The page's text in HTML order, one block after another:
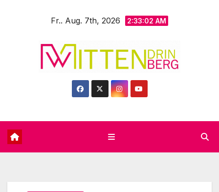
Fr.. Aug. 7th, 2026 2:33:04 AM